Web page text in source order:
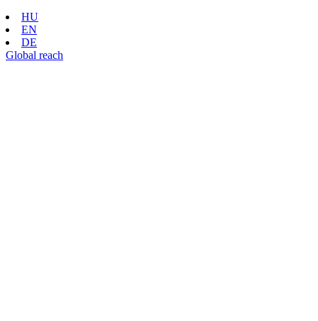
HU
EN
DE
Global reach